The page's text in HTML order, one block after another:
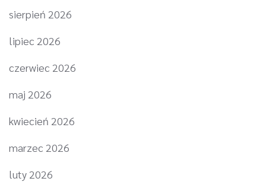
sierpień 2026
lipiec 2026
czerwiec 2026
maj 2026
kwiecień 2026
marzec 2026
luty 2026